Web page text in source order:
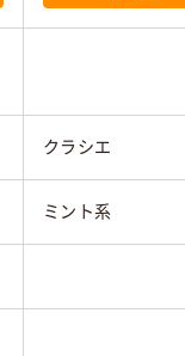
クラシエ
ミント系